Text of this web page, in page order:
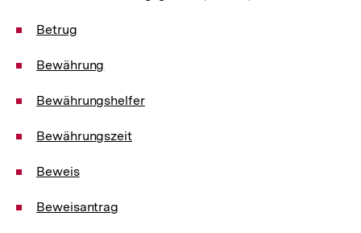
Betrug
Bewährung
Bewährungshelfer
Bewährungszeit
Beweis
Beweisantrag